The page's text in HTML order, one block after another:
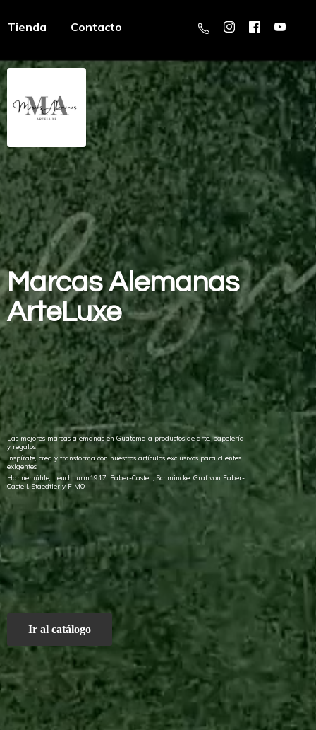
Tienda Contacto
MarcasAlemanas
ArteLuxe
Las mejores marcas alemanas en Guatemala productos de arte, papelería
y regalos
Inspírate, crea y transforma con nuestros artículos exclusivos para clientes
exigentes
Hahnemühle, Leuchtturm1917, Faber-Castell, Schmincke, Graf von Faber-
Castell, Staedtler y FIMO
Ir al catálogo